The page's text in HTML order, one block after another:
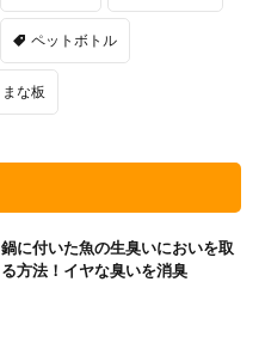
ペットボトル
まな板
鍋に付いた魚の生臭いにおいを取
る方法！イヤな臭いを消臭